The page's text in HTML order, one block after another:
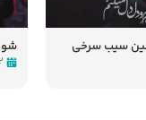
سیب سرخی
۱۲